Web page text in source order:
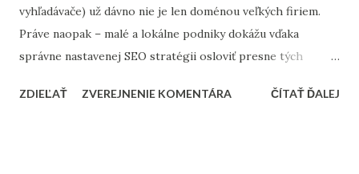
vyhľadávače) už dávno nie je len doménou veľkých firiem.
Práve naopak – malé a lokálne podniky dokážu vďaka
správne nastavenej SEO stratégii osloviť presne tých
ako nastaviť SEO tak, aby fungovalo aj pri menšom
ZDIEĽAŤ ZVEREJNENIE KOMENTÁRA ČÍTAŤ ĎALEJ